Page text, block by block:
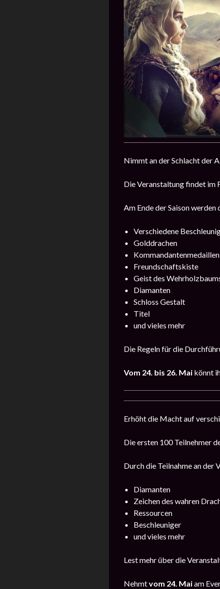
Nimmt an der Schlacht der
Die Veranstaltung findet im
Am Ende der Saison
Verschiedene
Golddrachen
Kommandantenmedaillen
Freundschaftskiste
Geist des
Diamanten
Schloss Gestalt
Titel
und vieles mehr
Die Regeln für die
Vom 24. bis 26. Mai könnt
Erhöht die Macht auf
Die ersten 100 Teilnehmer
Durch die Teilnahme an der
Diamanten
Zeichen des wahren
Ressourcen
Beschleuniger
und vieles mehr
Lest mehr über die
Nehmtvom 24. Maiam